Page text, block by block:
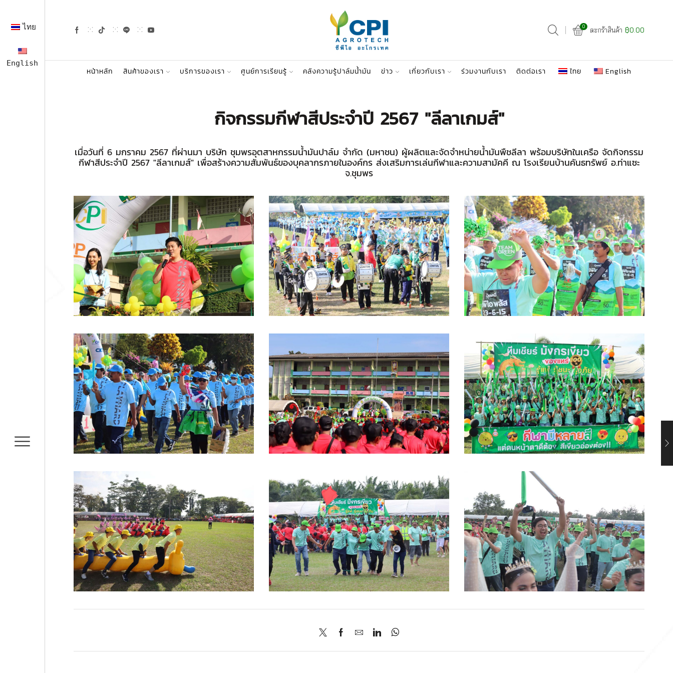
ไทย
English
0 ตะกร้าสินค้า ฿0.00
หน้าหลัก สินค้าของเรา บริการของเรา ศูนย์การเรียนรู้ คลังความรู้ปาล์มน้ำมัน ข่าว เกี่ยวกับเรา ร่วมงานกับเรา ติดต่อเรา ไทย English
กิจกรรมกีฬาสีประจำปี 2567 "ลีลาเกมส์"
เมื่อวันที่ 6 มกราคม 2567 ที่ผ่านมา บริษัท ชุมพรอุตสาหกรรมน้ำมันปาล์ม จำกัด (มหาชน) ผู้ผลิตและจัดจำหน่ายน้ำมันพืชลีลา พร้อมบริษัทในเครือ จัดกิจกรรม
กีฬาสีประจำปี 2567 "ลีลาเกมส์" เพื่อสร้างความสัมพันธ์ของบุคลากรภายในองค์กร ส่งเสริมการเล่นกีฬาและความสามัคคี ณ โรงเรียนบ้านคันธทรัพย์ อ.ท่าแซะ
จ.ชุมพร